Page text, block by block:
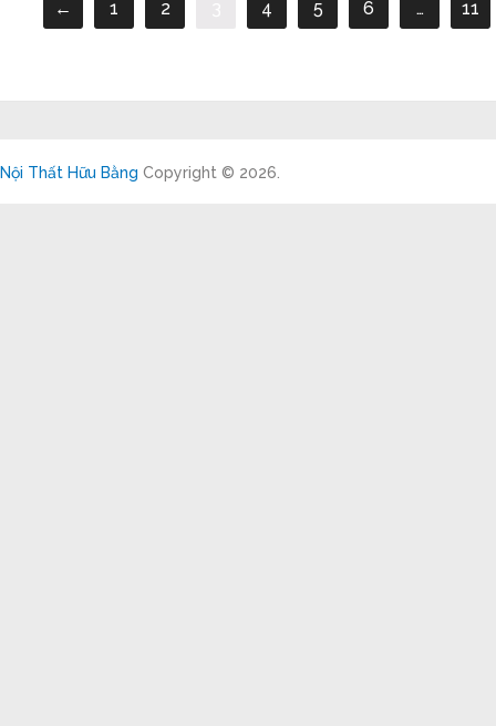
← 1 2 4 5 6 … 11
Nội Thất Hữu Bằng Copyright © 2026.